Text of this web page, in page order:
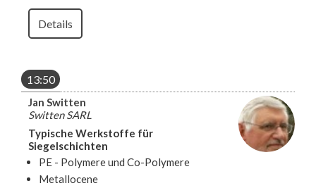
Details
13:50
Jan Switten
Switten SARL
Typische Werkstoffe für
Siegelschichten
PE - Polymere und Co-Polymere
Metallocene